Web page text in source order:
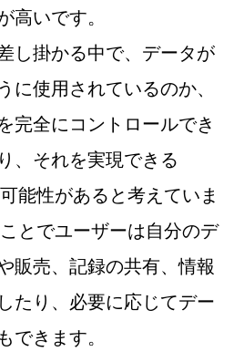
高いです。
し掛かる中で、データが
に使用されているのか、
完全にコントロールでき
、それを実現できる
能性があると考えていま
とでユーザーは自分のデ
販売、記録の共有、情報
たり、必要に応じてデー
できます。